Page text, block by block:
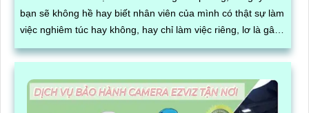
bạn sẽ không hề hay biết nhân viên của mình có thật sự làm
việc nghiêm túc hay không, hay chỉ làm việc riêng, lơ là gây
nên hiệu suất công việc kém